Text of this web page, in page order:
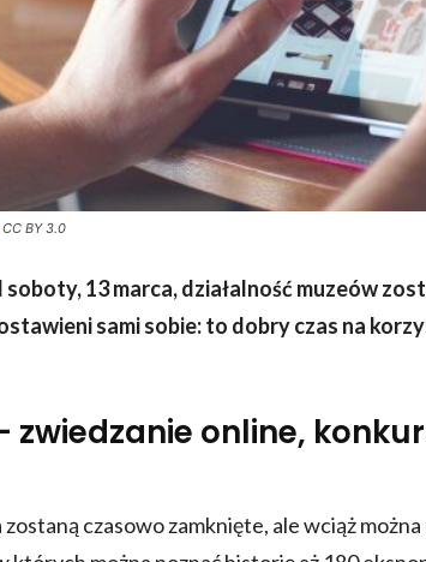
CC BY 3.0
13 marca,działalnośćmuzeów
sami sobie: to dobry czas na
zwiedzanie online,
czasowo zamknięte, ale wciąż